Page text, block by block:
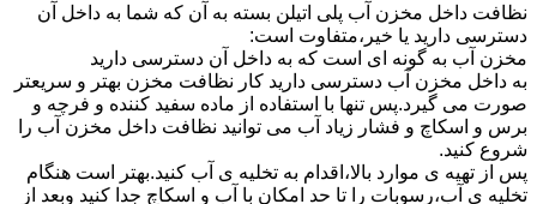
نظافت داخل مخزن آب پلی اتیلن بسته به آن که شما به داخل آن
دسترسی دارید یا خیر،متفاوت است:
مخزن آب به گونه ای است که به داخل آن دسترسی دارید
به داخل مخزن آب دسترسی دارید کار نظافت مخزن بهتر و سریعتر
صورت می گیرد.پس تنها با استفاده از ماده سفید کننده و فرچه و
برس و اسکاچ و فشار زیاد آب می توانید نظافت داخل مخزن آب را
شروع کنید.
پس از تهیه ی موارد بالا،اقدام به تخلیه ی آب کنید.بهتر است هنگام
تخلیه ی آب،رسوبات را تا حد امکان با آب و اسکاچ جدا کنید وبعد از